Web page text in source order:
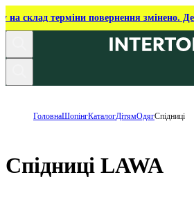
на склад терміни повернення змінено.
ГоловнаШопінгКаталогДітямОдягСпідниці
Спідниці LAWA